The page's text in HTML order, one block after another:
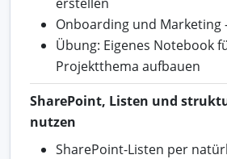
Onboarding und Marketing
Übung: Eigenes Notebook
Projektthema aufbauen
SharePoint, Listen und
nutzen
SharePoint-Listen per